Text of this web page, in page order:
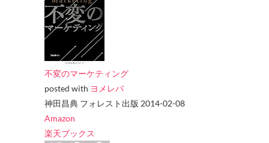
不変のマーケティング
posted with ヨメレバ
神田昌典 フォレスト出版 2014-02-08
Amazon
楽天ブックス